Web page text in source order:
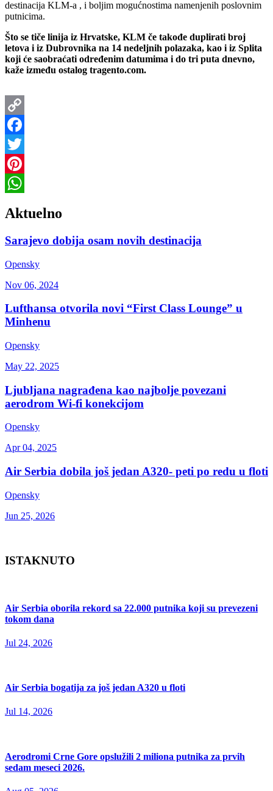
destinacija KLM-a , i boljim mogućnostima namenjenih poslovnim
putnicima.
Što se tiče linija iz Hrvatske, KLM če takođe duplirati broj
letova i iz Dubrovnika na 14 nedeljnih polazaka, kao i iz Splita
koji će saobraćati određenim datumima i do tri puta dnevno,
kaže između ostalog tragento.com.
Copy
Link
Facebook
Twitter
Pinterest
Aktuelno
Sarajevo dobija osam novih destinacija
Opensky
Nov 06, 2024
Lufthansa otvorila novi “First Class Lounge” u
Minhenu
Opensky
May 22, 2025
Ljubljana nagrađena kao najbolje povezani
aerodrom Wi-fi konekcijom
Opensky
Apr 04, 2025
Air Serbia dobila još jedan A320- peti po redu u floti
Opensky
Jun 25, 2026
ISTAKNUTO
Air Serbia oborila rekord sa 22.000 putnika koji su prevezeni
tokom dana
Jul 24, 2026
Air Serbia bogatija za još jedan A320 u floti
Jul 14, 2026
Aerodromi Crne Gore opslužili 2 miliona putnika za prvih
sedam meseci 2026.